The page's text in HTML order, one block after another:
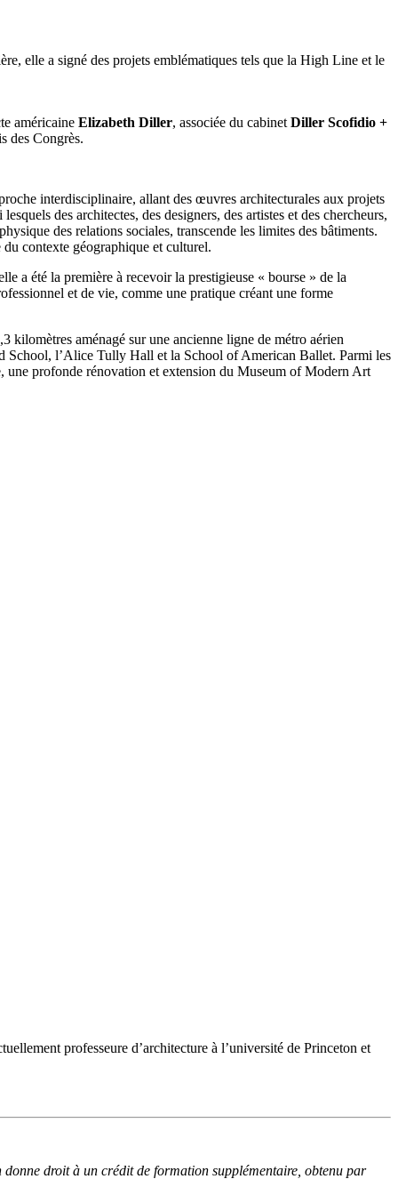
elle a signé des projets emblématiques tels que la High Line et le
américaine Elizabeth Diller, associée du cabinetDiller Scofidio +
des Congrès.
interdisciplinaire, allant des œuvres architecturales aux projets
des architectes, des designers, des artistes et des chercheurs,
des relations sociales, transcende les limites des bâtiments.
contexte géographique et culturel.
a été la première à recevoir la prestigieuse « bourse » de la
et de vie, comme une pratique créant une forme
aménagé sur une ancienne ligne de métro aérien
School, l’Alice Tully Hall et la School of American Ballet. Parmi les
une profonde rénovation et extension du Museum of Modern Art
professeure d’architecture à l’université de Princeton et
droit à un crédit de formation supplémentaire, obtenu par